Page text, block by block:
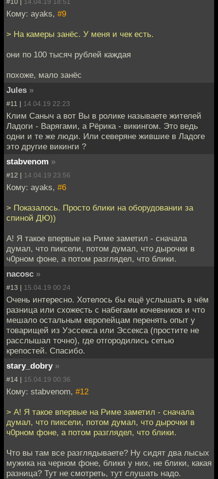
Кому: ayaks, #9
> На камеры занёс. У меня и чек есть.
они по 100 тысяч рублей каждая
похоже, мало занёс
Jules »
#11 | 14.04.19 22:23
Клим Саныч а вот Вы в ролике называете жителей
Ладоги - Варягами, а Рёрика - викингом. Это ведь
одни и те же люди. Или северяне жившие в Ладоге
это другие викинги ?
stabvenom »
#12 | 14.04.19 23:56
Кому: ayaks, #6
> Показалось. Просто блики на оборудовании за
спиной ДЮ))
А! Я такое впервые на Риме заметил - сначала
думал, что пиксели, потом думал, что дырочки в
ч0рном фоне, а потом разглядел, что блики.
nacosc »
#13 | 15.04.19 00:24
Очень интересно. Хотелось бы ещё услышать в чём
разница или схожесть с набегами кочевников и что
мешало остальным европейцам перенять опыт у
товарищей из Уэссекса или Эссекса (простите не
расслышал точно), где отгородились сетью
крепостей. Спасибо.
stary_dobry »
#14 | 15.04.19 00:36
Кому: stabvenom, #12
> А! Я такое впервые на Риме заметил - сначала
думал, что пиксели, потом думал, что дырочки в
ч0рном фоне, а потом разглядел, что блики.
Что вы там все разглядываете? Ну сидят два лысых
мужика на черном фоне, блики у них, не блики, какая
разница? Тут не смотреть, тут слушать надо.